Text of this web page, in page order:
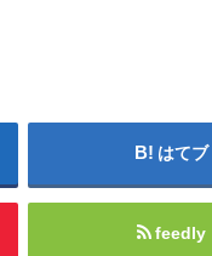
はてブ
feedly